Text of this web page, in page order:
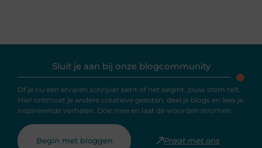
Sluit je aan bij onze blogcommunity
Of je nu een ervaren schrijver bent of net begint, jouw stem telt.
Hier ontmoet je andere creatieve geesten, deel je blogs en lees je
inspirerende verhalen. Doe mee en laat de woorden stromen.
Begin met bloggen Praat met ons